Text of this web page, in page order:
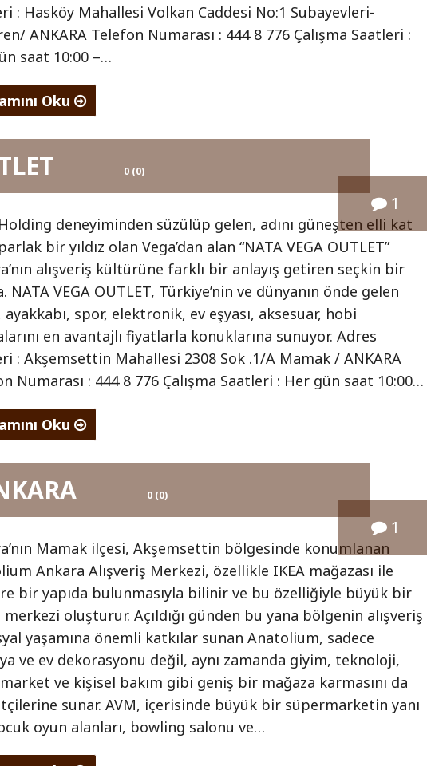
: Hasköy Mahallesi Volkan Caddesi No:1 Subayevleri-
ANKARA Telefon Numarası : 444 8 776 Çalışma Saatleri :
saat 10:00 –…
Oku
1
0 (0)
deneyiminden süzülüp gelen, adını güneşten elli kat
bir yıldız olan Vega’dan alan “NATA VEGA OUTLET”
alışveriş kültürüne farklı bir anlayış getiren seçkin bir
NATA VEGA OUTLET, Türkiye’nin ve dünyanın önde gelen
spor, elektronik, ev eşyası, aksesuar, hobi
en avantajlı fiyatlarla konuklarına sunuyor. Adres
: Akşemsettin Mahallesi 2308 Sok .1/A Mamak / ANKARA
Numarası : 444 8 776 Çalışma Saatleri : Her gün saat 10:00…
Oku
1
0 (0)
Mamak ilçesi, Akşemsettin bölgesinde konumlanan
Ankara Alışveriş Merkezi, özellikle IKEA mağazası ile
bir yapıda bulunmasıyla bilinir ve bu özelliğiyle büyük bir
oluşturur. Açıldığı günden bu yana bölgenin alışveriş
yaşamına önemli katkılar sunan Anatolium, sadece
ve ev dekorasyonu değil, aynı zamanda giyim, teknoloji,
ve kişisel bakım gibi geniş bir mağaza karmasını da
sunar. AVM, içerisinde büyük bir süpermarketin yanı
oyun alanları, bowling salonu ve…